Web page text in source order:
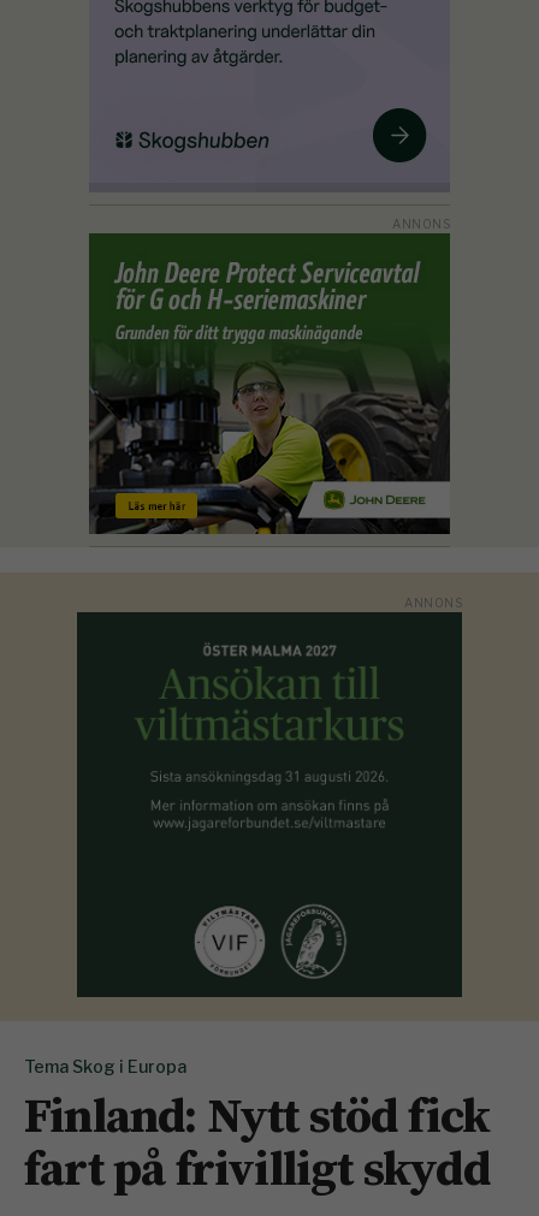
Tema Skog i Europa
Finland: Nytt stöd fick
fart på frivilligt skydd